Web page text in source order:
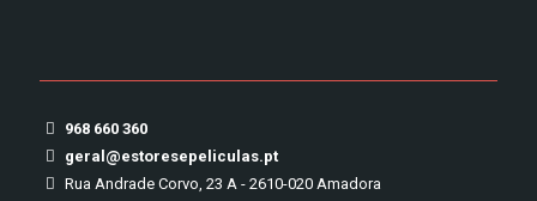
968 660 360
geral@estoresepeliculas.pt
Rua Andrade Corvo, 23 A - 2610-020 Amadora